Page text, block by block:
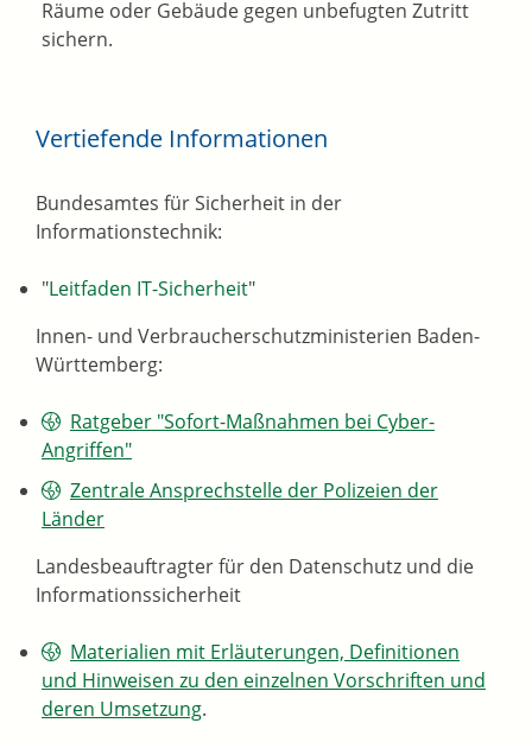
Räume oder Gebäude gegen unbefugten Zutritt
sichern.
Vertiefende Informationen
Bundesamtes für Sicherheit in der
Informationstechnik:
"Leitfaden IT-Sicherheit"
Innen- und Verbraucherschutzministerien Baden-
Württemberg:
Ratgeber "Sofort-Maßnahmen bei Cyber-
Angriffen"
Zentrale Ansprechstelle der Polizeien der
Länder
Landesbeauftragter für den Datenschutz und die
Informationssicherheit
Materialien mit Erläuterungen, Definitionen
und Hinweisen zu den einzelnen Vorschriften und
deren Umsetzung.